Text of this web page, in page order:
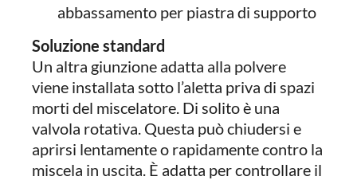
abbassamento per piastra di supporto
Soluzione standard
Un altra giunzione adatta alla polvere
viene installata sotto l’aletta priva di spazi
morti del miscelatore. Di solito è una
valvola rotativa. Questa può chiudersi e
aprirsi lentamente o rapidamente contro la
miscela in uscita. È adatta per controllare il